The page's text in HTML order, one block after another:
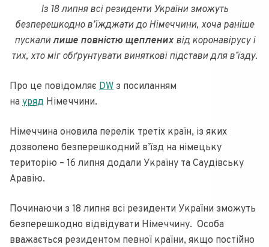
Із 18 липня всі резиденти України зможуть
безперешкодно в’їжджати до Німеччини, хоча раніше
пускалилише повністю щепленихвід коронавірусу і
тих, хто міг обґрунтувати виняткові підстави для в’їзду.
Про це повідомляє DW з посиланням
на уряд Німеччини.
Німеччина оновила перелік третіх країн, із яких
дозволено безперешкодний в’їзд на німецьку
територію – 16 липня додали Україну та Саудівську
Аравію.
Починаючи з 18 липня всі резиденти України зможуть
безперешкодно відвідувати Німеччину. Особа
вважається резидентом певної країни, якщо постійно